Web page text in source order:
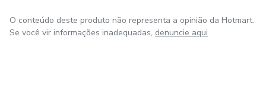
O conteúdo deste produto não representa a opinião da Hotmart.
Se você vir informações inadequadas, denuncie aqui